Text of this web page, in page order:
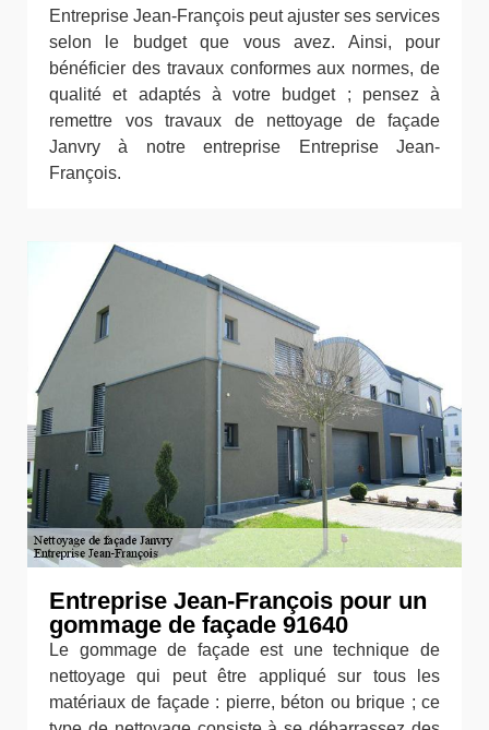
Entreprise Jean-François peut ajuster ses services
selon le budget que vous avez. Ainsi, pour
bénéficier des travaux conformes aux normes, de
qualité et adaptés à votre budget ; pensez à
remettre vos travaux de nettoyage de façade
Janvry à notre entreprise Entreprise Jean-
François.
Entreprise Jean-François pour un
gommage de façade 91640
Le gommage de façade est une technique de
nettoyage qui peut être appliqué sur tous les
matériaux de façade : pierre, béton ou brique ; ce